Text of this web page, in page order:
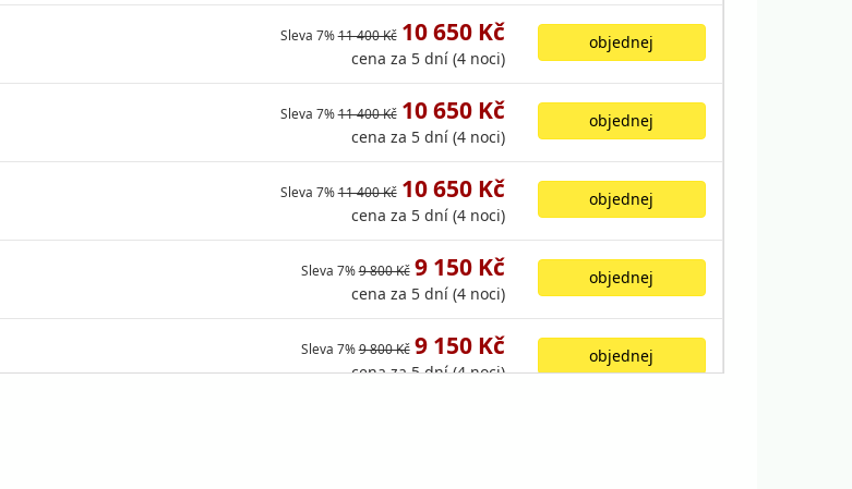
Sleva 7%11 400 Kč 10 650 Kč
cena za 5 dní (4 noci)
objednej
Sleva 7%11 400 Kč 10 650 Kč
cena za 5 dní (4 noci)
objednej
Sleva 7%11 400 Kč 10 650 Kč
cena za 5 dní (4 noci)
objednej
Sleva 7%9 800 Kč 9 150 Kč
cena za 5 dní (4 noci)
objednej
Sleva 7%9 800 Kč 9 150 Kč
cena za 5 dní (4 noci)
objednej